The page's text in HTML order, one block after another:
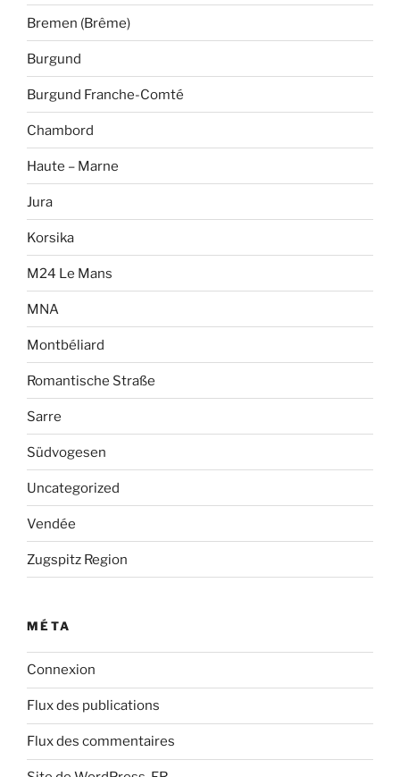
Bremen (Brême)
Burgund
Burgund Franche-Comté
Chambord
Haute – Marne
Jura
Korsika
M24 Le Mans
MNA
Montbéliard
Romantische Straße
Sarre
Südvogesen
Uncategorized
Vendée
Zugspitz Region
MÉTA
Connexion
Flux des publications
Flux des commentaires